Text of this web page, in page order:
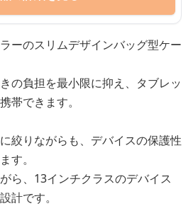
ーのスリムデザインバッグ型ケー
の負担を最小限に抑え、タブレッ
帯できます。
絞りながらも、デバイスの保護性
す。
ら、13インチクラスのデバイス
計です。